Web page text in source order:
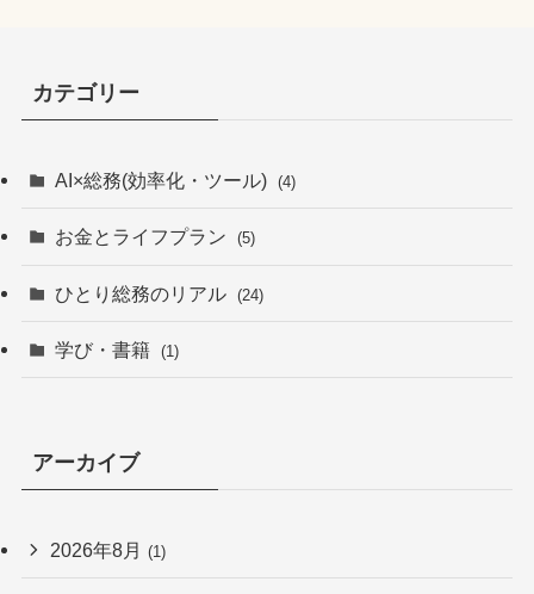
カテゴリー
AI×総務(効率化・ツール) (4)
お金とライフプラン (5)
ひとり総務のリアル (24)
学び・書籍 (1)
アーカイブ
2026年8月 (1)